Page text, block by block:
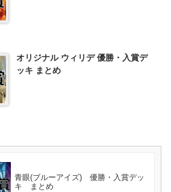
オリジナル ウィリデ 優勝・入賞デ
ッキ まとめ
青眼(ブルーアイズ) 優勝・入賞デッ
キ まとめ